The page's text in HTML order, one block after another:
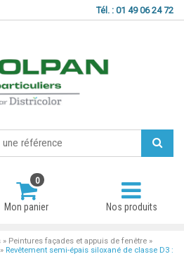
Tél. : 01 49 06 24 72
0
Mon panier Nos produits
» Peintures façades et appuis de fenêtre »
» Revêtement semi-épais siloxané de classe D3 :